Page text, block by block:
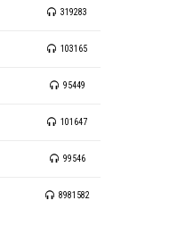
319283
103165
95449
101647
99546
8981582